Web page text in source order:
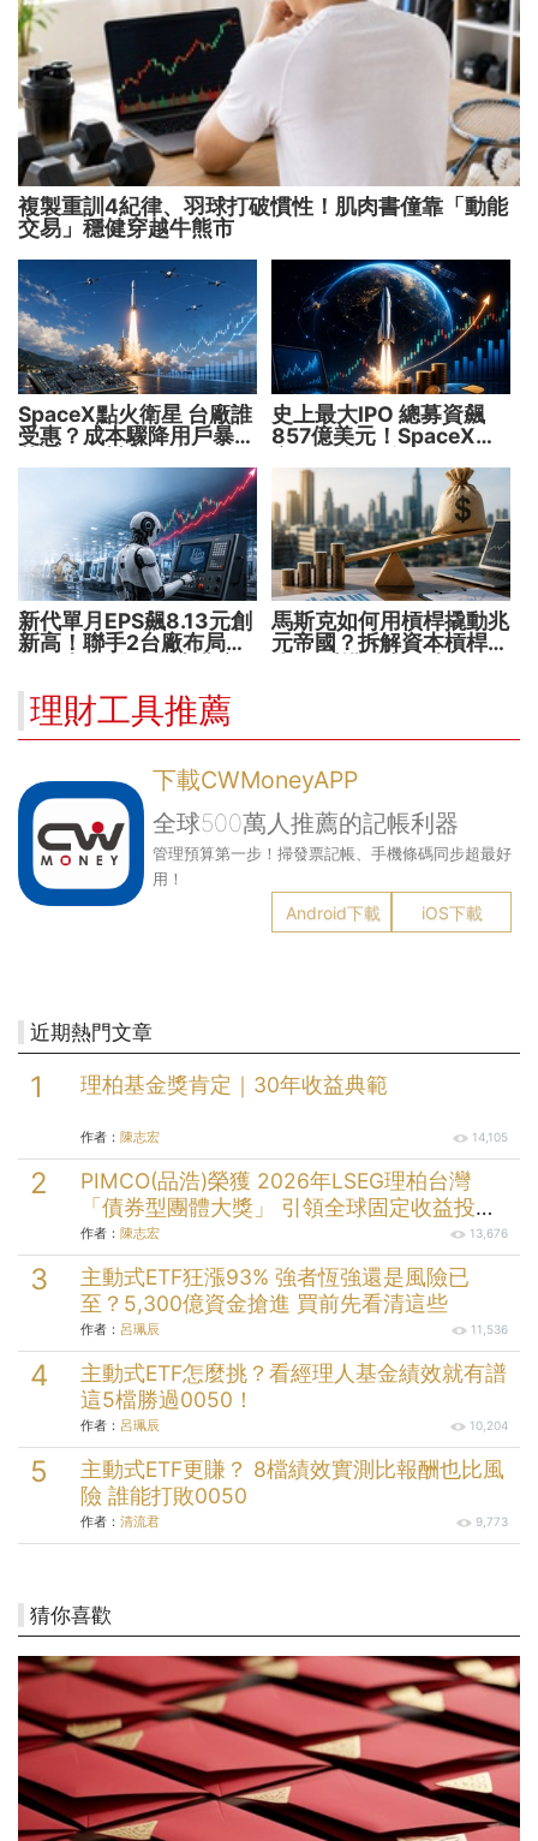
複製重訓4紀律、羽球打破慣性！肌肉書僮靠「動能
交易」穩健穿越牛熊市
SpaceX點火衛星 台廠誰
受惠？成本驟降用戶暴增
史上最大IPO 總募資飆
857億美元！SpaceX升
新代單月EPS飆8.13元創
新高！聯手2台廠布局機
機
馬斯克如何用槓桿撬動兆
元帝國？拆解資本槓桿5
理財工具推薦
下載CWMoneyAPP
全球500萬人推薦的記帳利器
管理預算第一步！掃發票記帳、手機條碼同步超最好
用！
Android下載 iOS下載
近期熱門文章
理柏基金獎肯定｜30年收益典範
作者： 陳志宏 14,105
PIMCO(品浩)榮獲 2026年LSEG理柏台灣
「債券型團體大獎」 引領全球固定收益投資
逾半世紀的投資實力
作者： 陳志宏 13,676
主動式ETF狂漲93% 強者恆強還是風險已
至？5,300億資金搶進 買前先看清這些
作者： 呂珮辰 11,536
主動式ETF怎麼挑？看經理人基金績效就有譜
這5檔勝過0050！
作者： 呂珮辰 10,204
主動式ETF更賺？ 8檔績效實測比報酬也比風
險 誰能打敗0050
作者： 清流君 9,773
猜你喜歡